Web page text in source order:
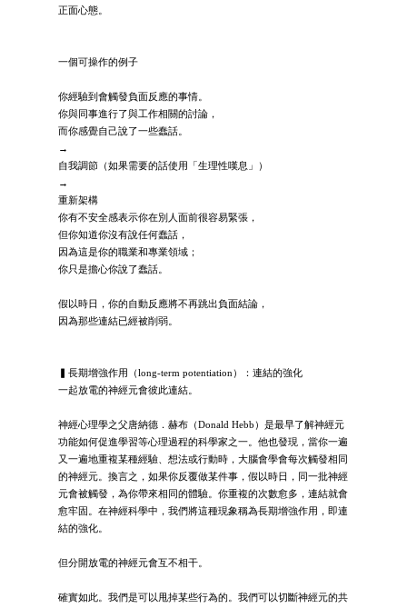
正面心態。
一個可操作的例子
你經驗到會觸發負面反應的事情。
你與同事進行了與工作相關的討論，
而你感覺自己說了一些蠢話。
→
自我調節（如果需要的話使用「生理性嘆息」）
→
重新架構
你有不安全感表示你在別人面前很容易緊張，
但你知道你沒有說任何蠢話，
因為這是你的職業和專業領域；
你只是擔心你說了蠢話。
假以時日，你的自動反應將不再跳出負面結論，
因為那些連結已經被削弱。
▍長期增強作用（long-term potentiation）：連結的強化
一起放電的神經元會彼此連結。
神經心理學之父唐納德．赫布（Donald Hebb）是最早了解神經元
功能如何促進學習等心理過程的科學家之一。他也發現，當你一遍
又一遍地重複某種經驗、想法或行動時，大腦會學會每次觸發相同
的神經元。換言之，如果你反覆做某件事，假以時日，同一批神經
元會被觸發，為你帶來相同的體驗。你重複的次數愈多，連結就會
愈牢固。在神經科學中，我們將這種現象稱為長期增強作用，即連
結的強化。
但分開放電的神經元會互不相干。
確實如此。我們是可以甩掉某些行為的。我們可以切斷神經元的共